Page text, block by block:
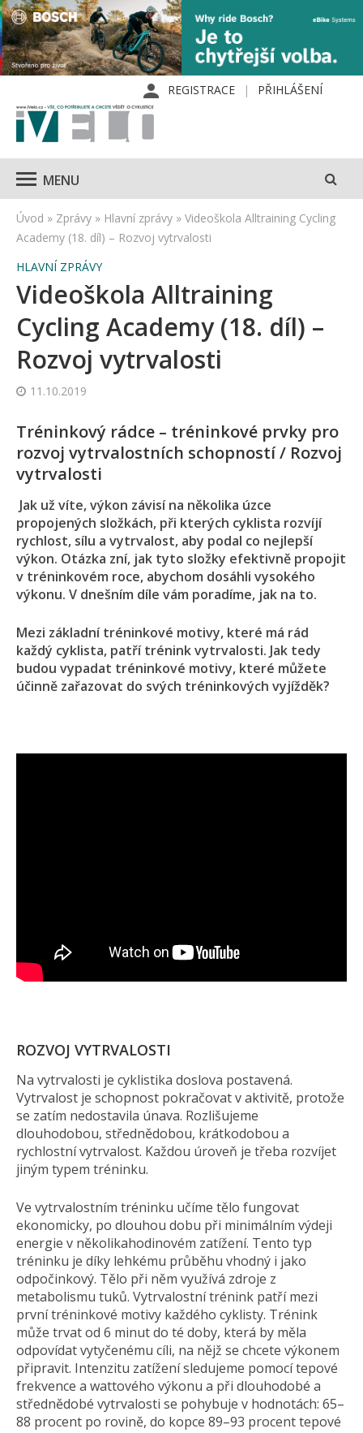
REGISTRACE PŘIHLÁŠENÍ
MENU
Úvod » Zprávy » Hlavní zprávy » Videoškola Alltraining Cycling
Academy (18. díl) – Rozvoj vytrvalosti
HLAVNÍ ZPRÁVY
Videoškola Alltraining
Cycling Academy (18. díl) –
Rozvoj vytrvalosti
11.10.2019
Tréninkový rádce – tréninkové prvky pro
rozvoj vytrvalostních schopností / Rozvoj
vytrvalosti
Jak už víte, výkon závisí na několika úzce
propojených složkách, při kterých cyklista rozvíjí
rychlost, sílu a vytrvalost, aby podal co nejlepší
výkon. Otázka zní, jak tyto složky efektivně propojit
v tréninkovém roce, abychom dosáhli vysokého
výkonu. V dnešním díle vám poradíme, jak na to.
Mezi základní tréninkové motivy, které má rád
každý cyklista, patří trénink vytrvalosti. Jak tedy
budou vypadat tréninkové motivy, které můžete
účinně zařazovat do svých tréninkových vyjížděk?
ROZVOJ VYTRVALOSTI
Na vytrvalosti je cyklistika doslova postavená.
Vytrvalost je schopnost pokračovat v aktivitě, protože
se zatím nedostavila únava. Rozlišujeme
dlouhodobou, střednědobou, krátkodobou a
rychlostní vytrvalost. Každou úroveň je třeba rozvíjet
jiným typem tréninku.
Ve vytrvalostním tréninku učíme tělo fungovat
ekonomicky, po dlouhou dobu při minimálním výdeji
energie v několikahodinovém zatížení. Tento typ
tréninku je díky lehkému průběhu vhodný i jako
odpočinkový. Tělo při něm využívá zdroje z
metabolismu tuků. Vytrvalostní trénink patří mezi
první tréninkové motivy každého cyklisty. Trénink
může trvat od 6 minut do té doby, která by měla
odpovídat vytyčenému cíli, na nějž se chcete výkonem
připravit. Intenzitu zatížení sledujeme pomocí tepové
frekvence a wattového výkonu a při dlouhodobé a
střednědobé vytrvalosti se pohybuje v hodnotách: 65–
88 procent po rovině, do kopce 89–93 procent tepové